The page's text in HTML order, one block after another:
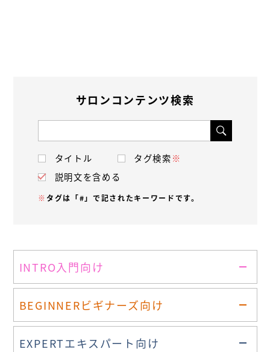
サロンコンテンツ検索
タイトル タグ検索※
説明文を含める
※ タグは「#」で記されたキーワードです。
INTRO入門向け
BEGINNERビギナーズ向け
EXPERTエキスパート向け